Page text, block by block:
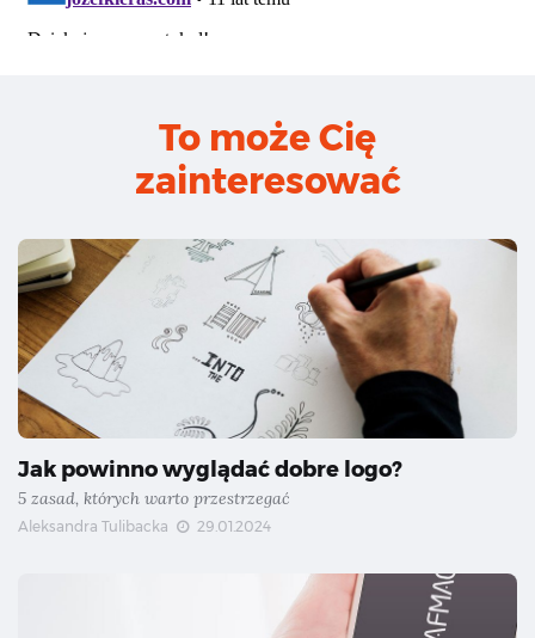
To może Cię
zainteresować
Jak powinno wyglądać dobre logo?
5 zasad, których warto przestrzegać
Aleksandra Tulibacka 29.01.2024